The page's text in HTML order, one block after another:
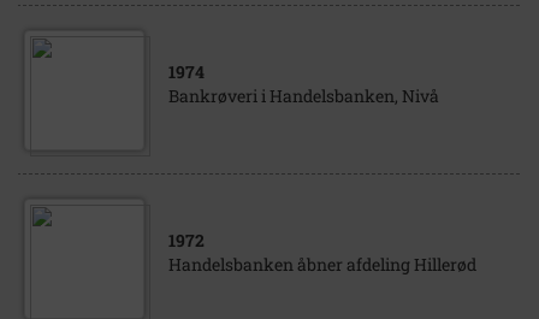
1974
Bankrøveri i Handelsbanken, Nivå
1972
Handelsbanken åbner afdeling Hillerød